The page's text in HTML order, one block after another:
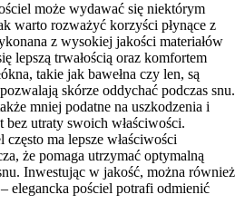
może wydawać się niektórym
warto rozważyć korzyści płynące z
z wysokiej jakości materiałów
lepszą trwałością oraz komfortem
takie jak bawełna czy len, są
skórze oddychać podczas snu.
mniej podatne na uszkodzenia i
bez utraty swoich właściwości.
ma lepsze właściwości
że pomaga utrzymać optymalną
Inwestując w jakość, można również
elegancka pościel potrafi odmienić